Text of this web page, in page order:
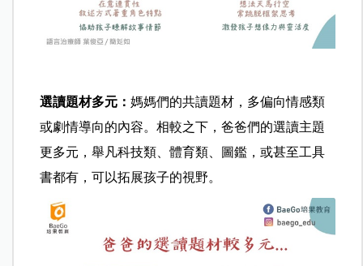
選讀題材多元：媽媽們的共讀題材，多偏向情感類
或劇情導向的內容。相較之下，爸爸們的選讀主題
更多元，舉凡科技類、體育類、圖鑑，或甚至工具
書都有，可以拓展孩子的視野。